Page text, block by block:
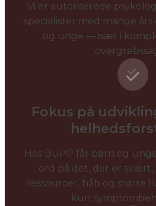
Vi er autoriserede
specialister med mange
og unge — især i
Fokus på
Hos BUPP får børn og
ord på det, der er svært,
ressourcer, håb og større
kun